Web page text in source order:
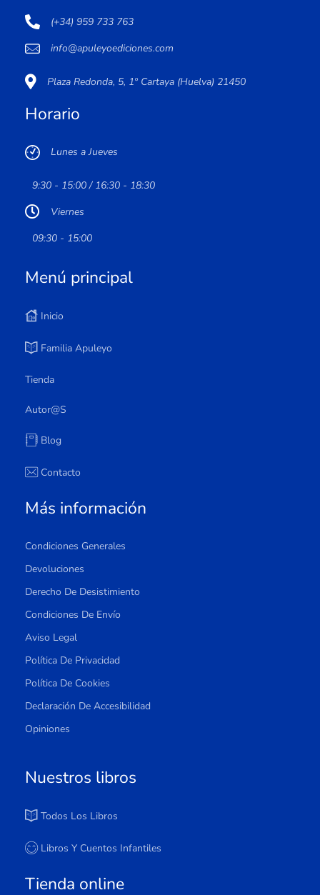
(+34) 959 733 763
info@apuleyoediciones.com
Plaza Redonda, 5, 1º Cartaya (Huelva) 21450
Horario
Lunes a Jueves
9:30 - 15:00 / 16:30 - 18:30
Viernes
09:30 - 15:00
Menú principal
Inicio
Familia Apuleyo
Tienda
Autor@s
Blog
Contacto
Más información
Condiciones Generales
Devoluciones
Derecho De Desistimiento
Condiciones De Envío
Aviso Legal
Política De Privacidad
Política De Cookies
Declaración De Accesibilidad
Opiniones
Nuestros libros
Todos Los Libros
Libros Y Cuentos Infantiles
Tienda online